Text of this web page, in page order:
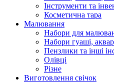
Інструменти та
Косметична тара
Малювання
Набори для
Набори гуаші,
Пензлики та інші
Олівці
Різне
Виготовлення свічок